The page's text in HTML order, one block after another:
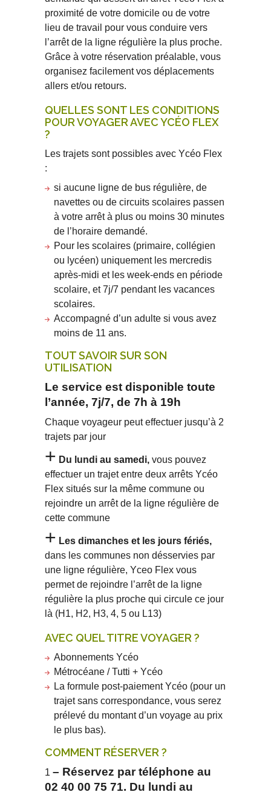
proximité de votre domicile ou de votre
lieu de travail pour vous conduire vers
l’arrêt de la ligne régulière la plus proche.
Grâce à votre réservation préalable, vous
organisez facilement vos déplacements
allers et/ou retours.
QUELLES SONT LES CONDITIONS
POUR VOYAGER AVEC YCÉO FLEX
?
Les trajets sont possibles avec Ycéo Flex
:
si aucune ligne de bus régulière, de
navettes ou de circuits scolaires passen
à votre arrêt à plus ou moins 30 minutes
de l’horaire demandé.
Pour les scolaires (primaire, collégien
ou lycéen) uniquement les mercredis
après-midi et les week-ends en période
scolaire, et 7j/7 pendant les vacances
scolaires.
Accompagné d’un adulte si vous avez
moins de 11 ans.
TOUT SAVOIR SUR SON
UTILISATION
Le service est disponible toute
l’année, 7j/7, de 7h à 19h
Chaque voyageur peut effectuer jusqu’à 2
trajets par jour
+ Du lundi au samedi, vous pouvez
effectuer un trajet entre deux arrêts Ycéo
Flex situés sur la même commune ou
rejoindre un arrêt de la ligne régulière de
cette commune
+ Les dimanches et les jours fériés,
dans les communes non désservies par
une ligne régulière, Yceo Flex vous
permet de rejoindre l’arrêt de la ligne
régulière la plus proche qui circule ce jour
là (H1, H2, H3, 4, 5 ou L13)
AVEC QUEL TITRE VOYAGER ?
Abonnements Ycéo
Métrocéane / Tutti + Ycéo
La formule post-paiement Ycéo (pour un
trajet sans correspondance, vous serez
prélevé du montant d’un voyage au prix
le plus bas).
COMMENT RÉSERVER ?
– Réservez par téléphone au
02 40 00 75 71. Du lundi au